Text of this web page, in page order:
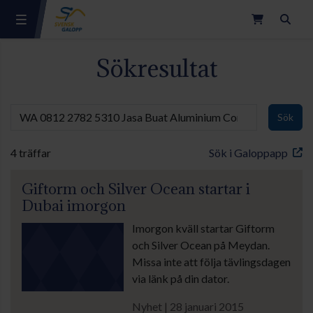
Sökresultat
Sök
4 träffar Sök i Galoppapp
Giftorm och Silver Ocean startar i
Dubai imorgon
Imorgon kväll startar Giftorm
och Silver Ocean på Meydan.
Missa inte att följa tävlingsdagen
via länk på din dator.
Nyhet | 28 januari 2015